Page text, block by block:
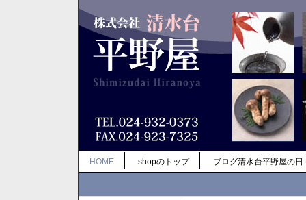
HOME shopのトップ ブログ清水台平野屋の日